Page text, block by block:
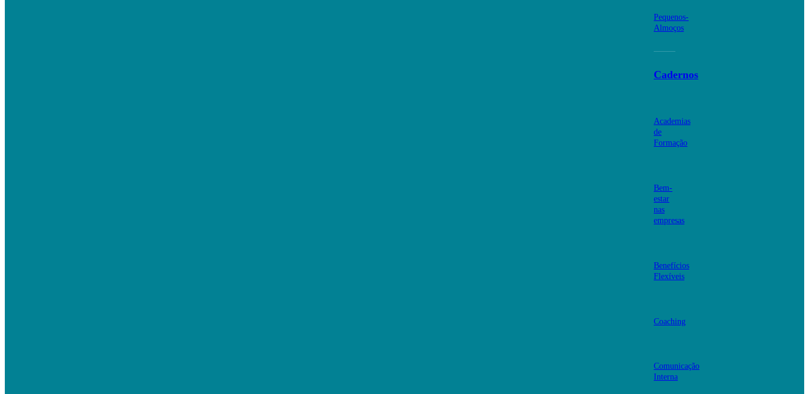
Pequenos-
Almoços
Cadernos
Academias
de
Formação
Bem-
estar
nas
empresas
Benefícios
Flexíveis
Coaching
Comunicação
Interna